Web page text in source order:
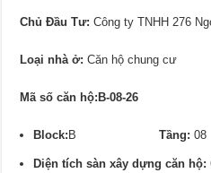
Chủ Đầu Tư: Công ty TNHH 276
Loại nhà ở: Căn hộ chung cư
Mã số căn hộ:B-08-26
Block:BTầng:
Diện tích sàn xây dựng căn hộ: